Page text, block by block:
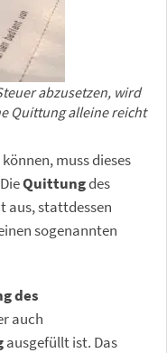
abzusetzen, wird
Quittung alleine reicht
muss dieses
Quittungdes
aus, stattdessen
sogenannten
des
auch
ausgefüllt ist. Das